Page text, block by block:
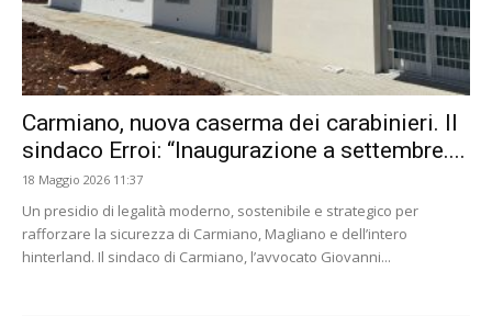
Carmiano, nuova caserma dei carabinieri. Il
sindaco Erroi: “Inaugurazione a settembre....
18 Maggio 2026 11:37
Un presidio di legalità moderno, sostenibile e strategico per
rafforzare la sicurezza di Carmiano, Magliano e dell’intero
hinterland. Il sindaco di Carmiano, l’avvocato Giovanni...